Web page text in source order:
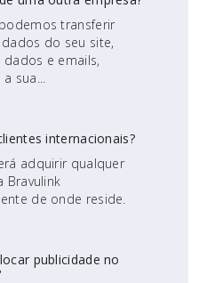
transferir
do seu site,
e emails,
sua...
internacionais?
adquirir qualquer
Bravulink
de onde reside.
publicidade no